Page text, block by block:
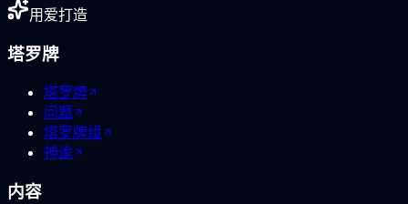
用爱打造
塔罗牌
塔罗牌
问题
塔罗牌组
神谕
内容